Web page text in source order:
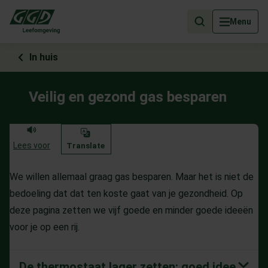
Menu
Als de resultaten voor automatisch aanvullen beschikbaar zijn,
In huis
Veilig en gezond gas besparen
Lees voor Translate
We willen allemaal graag gas besparen. Maar het is niet de
bedoeling dat dat ten koste gaat van je gezondheid. Op
deze pagina zetten we vijf goede en minder goede ideeën
voor je op een rij.